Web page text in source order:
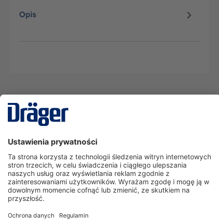
Opis
Serwisowa linia hotline
O nas
Korzystanie ze sklepu